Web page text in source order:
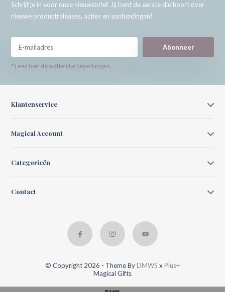
Schrijf je in voor onze nieuwsbrief. Jij bent de eerste die hoort over
nieuwe productreleases, acties en aanbiedingen!
Abonneer
* Lees hier de wettelijke beperkingen
Klantenservice
Magical Account
Categorieën
Contact
© Copyright 2026 - Theme By DMWS x Plus+
Magical Gifts